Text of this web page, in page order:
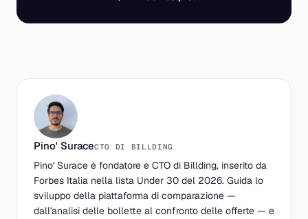
Pino' SuraceCTO DI BILLDING
Pino' Surace è fondatore e CTO di Billding, inserito da
Forbes Italia nella lista Under 30 del 2026. Guida lo
sviluppo della piattaforma di comparazione —
dall'analisi delle bollette al confronto delle offerte — e